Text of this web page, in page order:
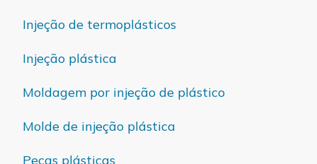
Injeção de termoplásticos
Injeção plástica
Moldagem por injeção de plástico
Molde de injeção plástica
Peças plásticas